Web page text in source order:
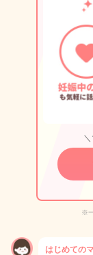
※
はじめての